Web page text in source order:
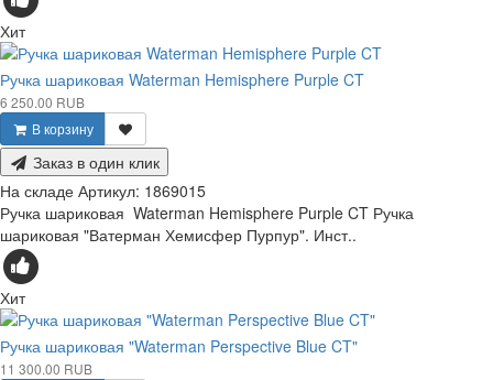
Хит
Ручка шариковая Waterman Hemisphere Purple CT
6 250.00 RUB
В корзину
Заказ в один клик
На складе Артикул: 1869015
Ручка шариковая Waterman Hemisphere Purple CT Ручка
шариковая "Ватерман Хемисфер Пурпур". Инст..
Хит
Ручка шариковая "Waterman Perspective Blue CT"
11 300.00 RUB